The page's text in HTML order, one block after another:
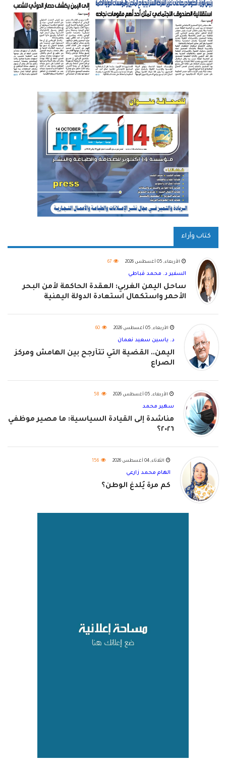
كتاب وآراء
الأربعاء, 05 أغسطس 2026 67
السفير د. محمد قباطي
ساحل اليمن الغربي: العقدة الحاكمة لأمن البحر
الأحمر واستكمال استعادة الدولة اليمنية
الأربعاء, 05 أغسطس 2026 60
د. ياسين سعيد نعمان
اليمن.. القضية التي تتأرجح بين الهامش ومركز
الصراع
الأربعاء, 05 أغسطس 2026 58
سهير محمد
مناشدة إلى القيادة السياسية: ما مصير موظفي
٢٠٢٦؟
الثلاثاء, 04 أغسطس 2026 156
الهام محمد زارعي
كم مرة يُلدغ الوطن؟